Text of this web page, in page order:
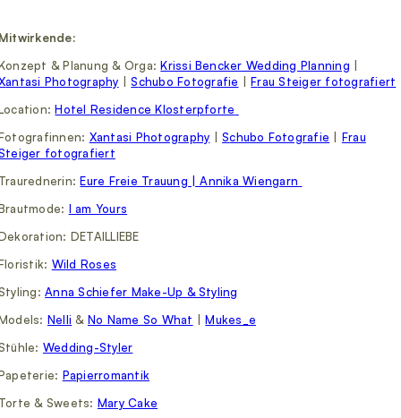
& Planung & Orga:Krissi Bencker Wedding Planning
antasi Photography |Schubo Fotografie |Frau Steiger fotografiert
Hotel Residence Klosterpforte
Xantasi Photography |Schubo Fotografie
Frau
fotografiert
Eure Freie Trauung | Annika Wiengarn
I am Yours
DETAILLIEBE
Wild Roses
Anna Schiefer Make-Up & Styling
Nelli & No Name So What |Mukes_e
Wedding-Styler
Papierromantik
& Sweets: Mary Cake